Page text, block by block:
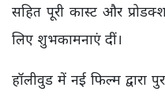
सहित पूरी कास्ट और
लिए शुभकामनाएं दीं।
हॉलीवुड में नई फिल्म द्वारा